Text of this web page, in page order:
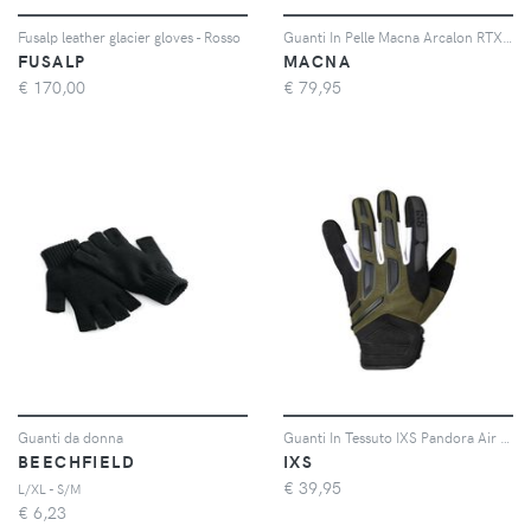
Fusalp leather glacier gloves - Rosso
FUSALP
€ 170,00
Guanti In Pelle Macna Arcalon RTX Grigio Rosso XL
MACNA
€ 79,95
Guanti da donna
BEECHFIELD
L/XL - S/M
€ 6,23
Guanti In Tessuto IXS Pandora Air 2.0 Nero Verde Oliva Bianco XL
IXS
€ 39,95